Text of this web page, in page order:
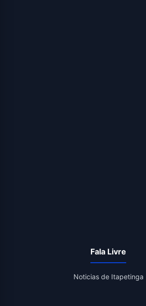
Fala Livre
Noticias de Itapetinga